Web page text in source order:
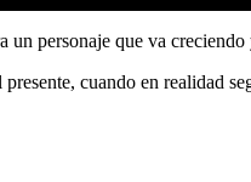
un personaje que va
cuando en realidad